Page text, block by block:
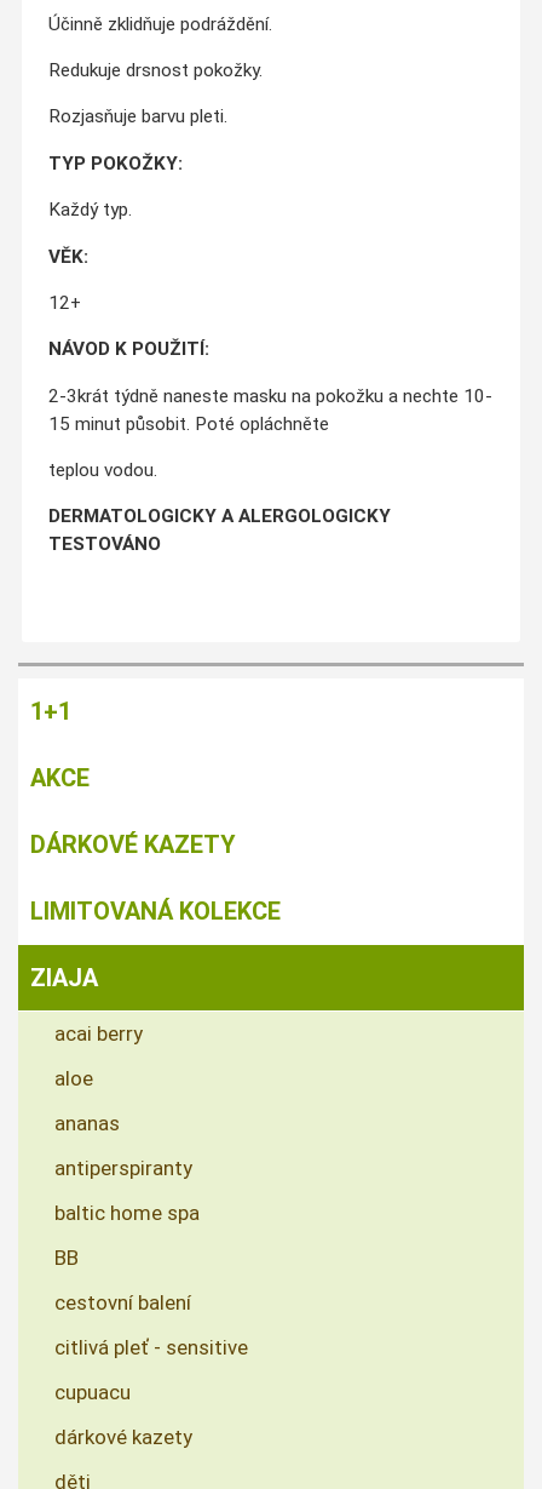
Účinně zklidňuje podráždění.
Redukuje drsnost pokožky.
Rozjasňuje barvu pleti.
TYP POKOŽKY:
Každý typ.
VĚK:
12+
NÁVOD K POUŽITÍ:
2-3krát týdně naneste masku na pokožku a nechte 10-
15 minut působit. Poté opláchněte
teplou vodou.
DERMATOLOGICKY A ALERGOLOGICKY
TESTOVÁNO
1+1
AKCE
DÁRKOVÉ KAZETY
LIMITOVANÁ KOLEKCE
ZIAJA
acai berry
aloe
ananas
antiperspiranty
baltic home spa
BB
cestovní balení
citlivá pleť - sensitive
cupuacu
dárkové kazety
děti